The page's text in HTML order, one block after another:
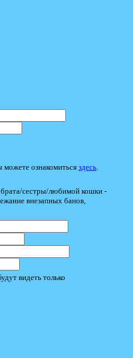
можете ознакомиться здесь
сестры/любимой кошки -
внезапных банов,
видеть только